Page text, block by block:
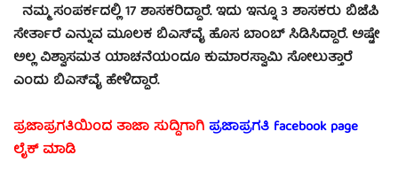
ನಮ್ಮ ಸಂಪರ್ಕದಲ್ಲಿ 17 ಶಾಸಕರಿದ್ದಾರೆ. ಇದು ಇನ್ನೂ 3 ಶಾಸಕರು ಬಿಜೆಪಿ
ಸೇರ್ತಾರೆ ಎನ್ನುವ ಮೂಲಕ ಬಿಎಸ್​ವೈ ಹೊಸ ಬಾಂಬ್​ ಸಿಡಿಸಿದ್ದಾರೆ. ಅಷ್ಟೇ
ಅಲ್ಲ ವಿಶ್ವಾಸಮತ ಯಾಚನೆಯಂದೂ ಕುಮಾರಸ್ವಾಮಿ ಸೋಲುತ್ತಾರೆ
ಎಂದು ಬಿಎಸ್​ವೈ ಹೇಳಿದ್ದಾರೆ.
ಪ್ರಜಾಪ್ರಗತಿಯಿಂದ ತಾಜಾ ಸುದ್ದಿಗಾಗಿಪ್ರಜಾಪ್ರಗತಿ facebookpage
ಲೈಕ್ ಮಾಡಿ